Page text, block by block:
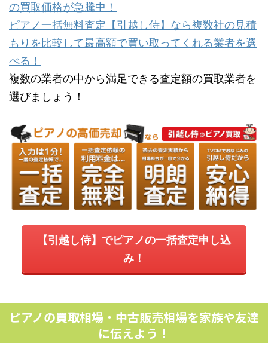
の買取価格が急騰中！
ピアノ一括無料査定【引越し侍】なら複数社の見積
もりを比較して最高額で買い取ってくれる業者を選
べる！
複数の業者の中から満足できる査定額の買取業者を
選びましょう！
【引越し侍】でピアノの一括査定申し込
み！
ピアノの買取相場・中古販売相場を家族や友達
に伝えよう！